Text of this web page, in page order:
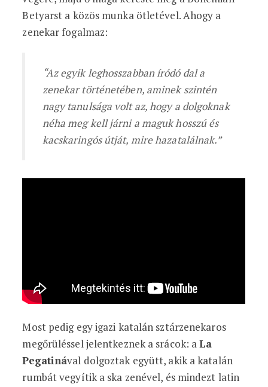
Betyarst a közös munka ötletével. Ahogy a
zenekar fogalmaz:
“Az egyik leghosszabban íródó dal a
zenekar történetében, aminek szintén
nagy tanulsága volt az, hogy a dolgoknak
néha meg kell járni a maguk hosszú és
kacskaringós útját, mire hazatalálnak.”
Most pedig egy igazi katalán sztárzenekaros
megőrüléssel jelentkeznek a srácok: aLa
Pegatinával dolgoztak együtt, akik a katalán
rumbát vegyítik a ska zenével, és mindezt latin